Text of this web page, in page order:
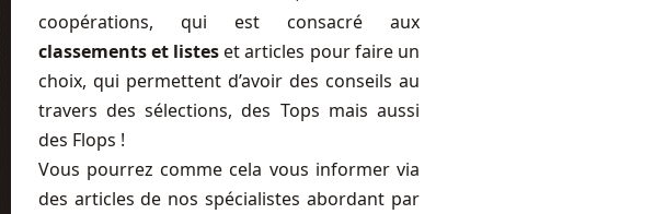
coopérations, qui est consacré aux
classements et listeset articles pour faire un
choix, qui permettent d’avoir des conseils au
travers des sélections, des Tops mais aussi
des Flops !
Vous pourrez comme cela vous informer via
des articles de nos spécialistes abordant par